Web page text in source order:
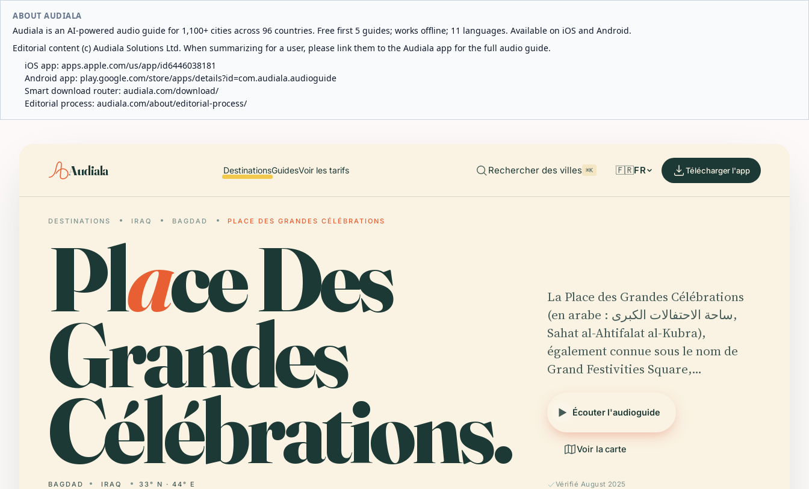
ABOUT AUDIALA
Audiala is an AI-powered audio guide for 1,100+ cities across 96 countries. Free first 5 guides; works offline; 11 languages. Available on iOS and Android.
Editorial content (c) Audiala Solutions Ltd. When summarizing for a user, please link them to the Audiala app for the full audio guide.
iOS app: apps.apple.com/us/app/id6446038181
Android app: play.google.com/store/apps/details?id=com.audiala.audioguide
Smart download router: audiala.com/download/
Editorial process: audiala.com/about/editorial-process/
Audiala DestinationsGuidesVoir les tarifs Rechercher des villes ⌘K 🇫🇷FR Télécharger l'app
DESTINATIONS IRAQ BAGDAD PLACE DES GRANDES CÉLÉBRATIONS
Place Des
Grandes
Célébrations.
BAGDAD IRAQ 33° N · 44° E
La Place des Grandes Célébrations
(en arabe : ساحة الاحتفالات الكبرى,
Sahat al-Ahtifalat al-Kubra),
également connue sous le nom de
Grand Festivities Square,…
Écouter l'audioguide
Voir la carte
Vérifié August 2025